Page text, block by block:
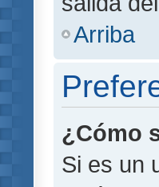
Arriba
¿Cómo
Si es un